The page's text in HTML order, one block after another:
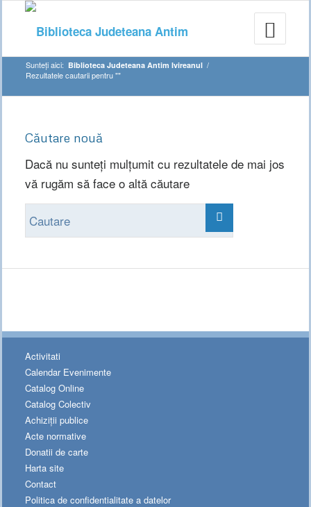
Sunteți aici: Biblioteca Judeteana Antim Ivireanul /
Rezultatele cautarii pentru ""
Căutare nouă
Dacă nu sunteți mulțumit cu rezultatele de mai jos
vă rugăm să face o altă căutare
Activitati
Calendar Evenimente
Catalog Online
Catalog Colectiv
Achiziții publice
Acte normative
Donatii de carte
Harta site
Contact
Politica de confidentialitate a datelor